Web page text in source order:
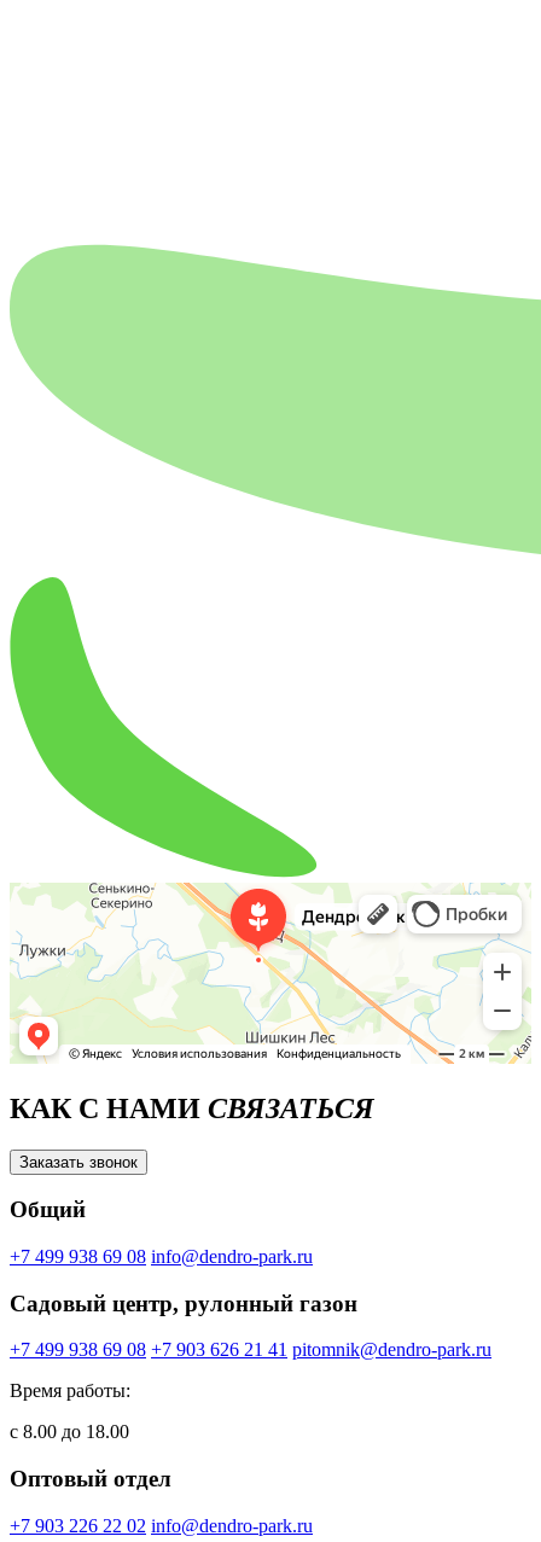
КАК С НАМИ СВЯЗАТЬСЯ
Заказать звонок
Общий
+7 499 938 69 08 info@dendro-park.ru
Садовый центр, рулонный газон
+7 499 938 69 08 +7 903 626 21 41 pitomnik@dendro-park.ru
Время работы:
с 8.00 до 18.00
Оптовый отдел
+7 903 226 22 02 info@dendro-park.ru